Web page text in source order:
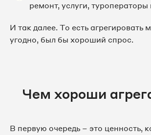
ремонт, услуги, туроператоры
И так далее. То есть агрегировать
угодно, был бы хороший спрос.
Чем хороши
В первую очередь – это ценность,